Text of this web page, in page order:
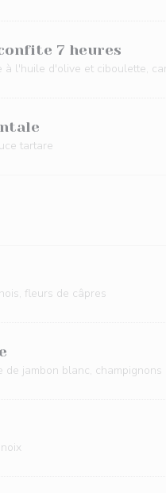
7 heures
à l'huile d'olive et ciboulette,
tartare
fleurs de câpres
de jambon blanc,